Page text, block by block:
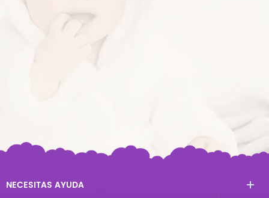
NECESITAS AYUDA